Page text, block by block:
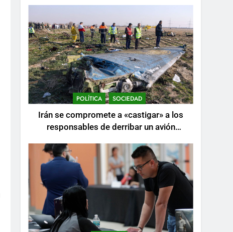
POLÍTICA SOCIEDAD
Irán se compromete a «castigar» a los
responsables de derribar un avión